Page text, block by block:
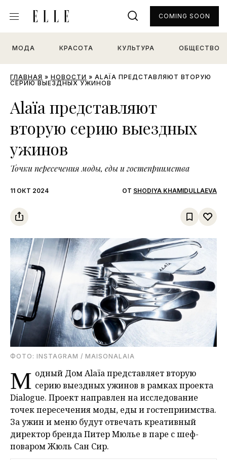
МОДА КРАСОТА КУЛЬТУРА ОБЩЕСТВО
COMING SOON
ГЛАВНАЯ » НОВОСТИ » ALAÏA ПРЕДСТАВЛЯЮТ ВТОРУЮ
СЕРИЮ ВЫЕЗДНЫХ УЖИНОВ
Alaïa представляют
вторую серию выездных
ужинов
Точки пересечения моды, еды и гостеприимства
11 ОКТ 2024 ОТ SHODIYA KHAMIDULLAEVA
ФОТО: INSTAGRAM / MAISONALAIA
М одный Дом Alaïa представляет вторую
серию выездных ужинов в рамках проекта
Dialogue. Проект направлен на исследование
точек пересечения моды, еды и гостеприимства.
За ужин и меню будут отвечать креативный
директор бренда Питер Мюлье в паре с шеф-
поваром Жюль Сан Сир.